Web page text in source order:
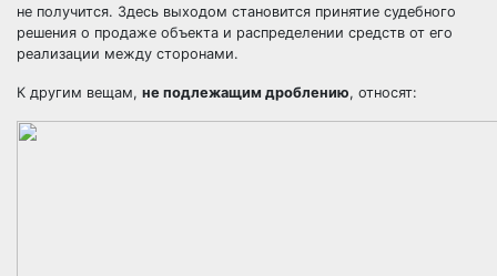
не получится. Здесь выходом становится принятие судебного
решения о продаже объекта и распределении средств от его
реализации между сторонами.
К другим вещам, не подлежащим дроблению, относят: